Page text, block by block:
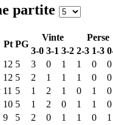
partite
Pt PG
Vinte Perse
3-0 3-1 3-2 2-3 1-3
12 5 3 0 1 1 0 0
12 5 2 1 1 1 0 0
11 5 1 2 1 0 1 0
10 5 1 2 0 1 1 0
9 5 2 0 1 1 0 1